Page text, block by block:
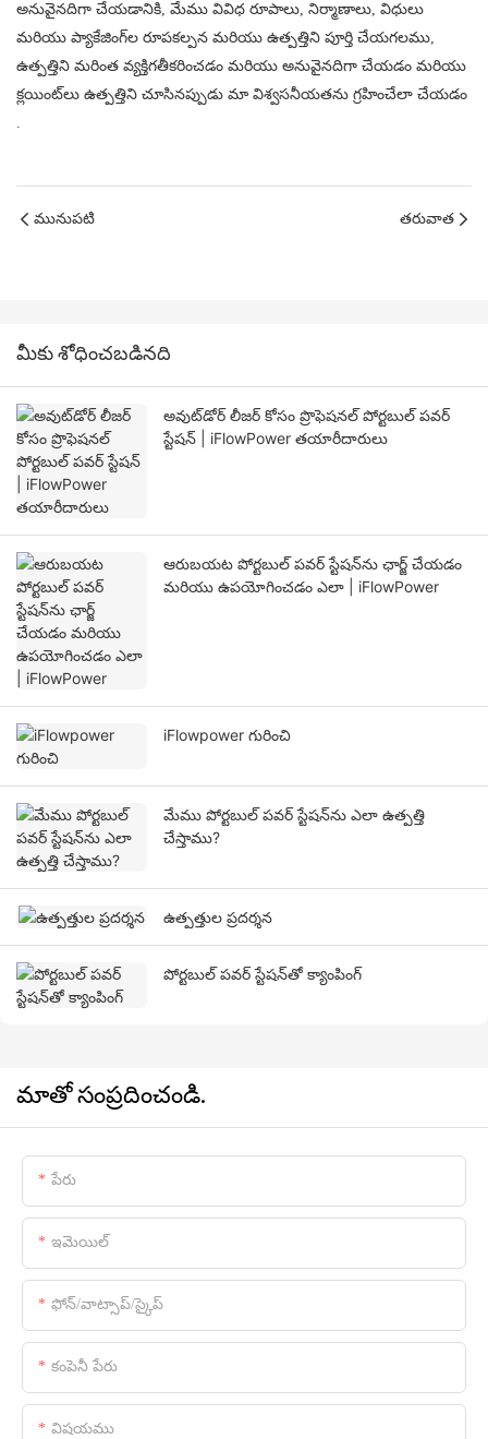
అనువైనదిగా చేయడానికి, మేము వివిధ రూపాలు, నిర్మాణాలు, విధులు
మరియు ప్యాకేజింగ్‌ల రూపకల్పన మరియు ఉత్పత్తిని పూర్తి చేయగలము,
ఉత్పత్తిని మరింత వ్యక్తిగతీకరించడం మరియు అనువైనదిగా చేయడం మరియు
క్లయింట్‌లు ఉత్పత్తిని చూసినప్పుడు మా విశ్వసనీయతను గ్రహించేలా చేయడం
.
మునుపటి తరువాత
మీకు శోధించబడినది
అవుట్‌డోర్ లీజర్ కోసం ప్రొఫెషనల్ పోర్టబుల్ పవర్
స్టేషన్ | iFlowPower తయారీదారులు
ఆరుబయట పోర్టబుల్ పవర్ స్టేషన్‌ను ఛార్జ్ చేయడం
మరియు ఉపయోగించడం ఎలా | iFlowPower
iFlowpower గురించి
మేము పోర్టబుల్ పవర్ స్టేషన్‌ను ఎలా ఉత్పత్తి
చేస్తాము?
ఉత్పత్తుల ప్రదర్శన
పోర్టబుల్ పవర్ స్టేషన్‌తో క్యాంపింగ్
మాతో సంప్రదించండి.
పేరు
ఇమెయిల్
ఫోన్/వాట్సాప్/స్కైప్
కంపెనీ పేరు
విషయము